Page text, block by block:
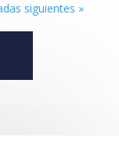
siguientes »